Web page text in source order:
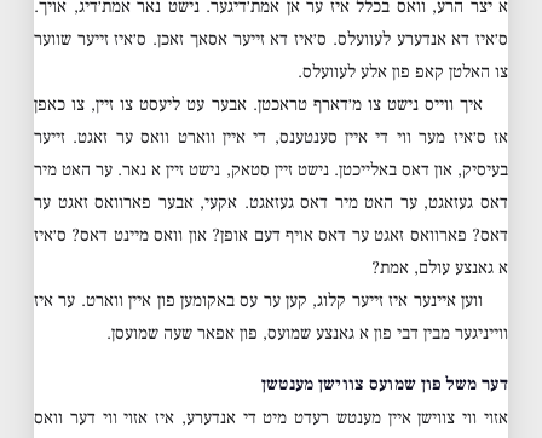
א יצר הרע, וואס בכלל איז ער אן אמת׳דיגער. נישט נאר אמת׳דיג, אויך.
ס׳איז דא אנדערע לעוועלס. ס׳איז דא זייער אסאך זאכן. ס׳איז זייער שווער
צו האלטן קאפ פון אלע לעוועלס.
איך ווייס נישט צו מ׳דארף טראכטן. אבער עט ליעסט צו זיין, צו כאפן
אז ס׳איז מער ווי די איין סענטענס, די איין ווארט וואס ער זאגט. זייער
בעיסיק, און דאס באלייכטן. נישט זיין סטאק, נישט זיין א נאר. ער האט מיר
דאס געזאגט, ער האט מיר דאס געזאגט. אקעי, אבער פארוואס זאגט ער
דאס? פארוואס זאגט ער דאס אויף דעם אופן? און וואס מיינט דאס? ס׳איז
א גאנצע עולם, אמת?
ווען איינער איז זייער קלוג, קען ער עס באקומען פון איין ווארט. ער איז
ווייניגער מבין דבי פון א גאנצע שמועס, פון אפאר שעה שמועסן.
דער משל פון שמועס צווישן מענטשן
אזוי ווי צווישן איין מענטש רעדט מיט די אנדערע, איז אזוי ווי דער וואס